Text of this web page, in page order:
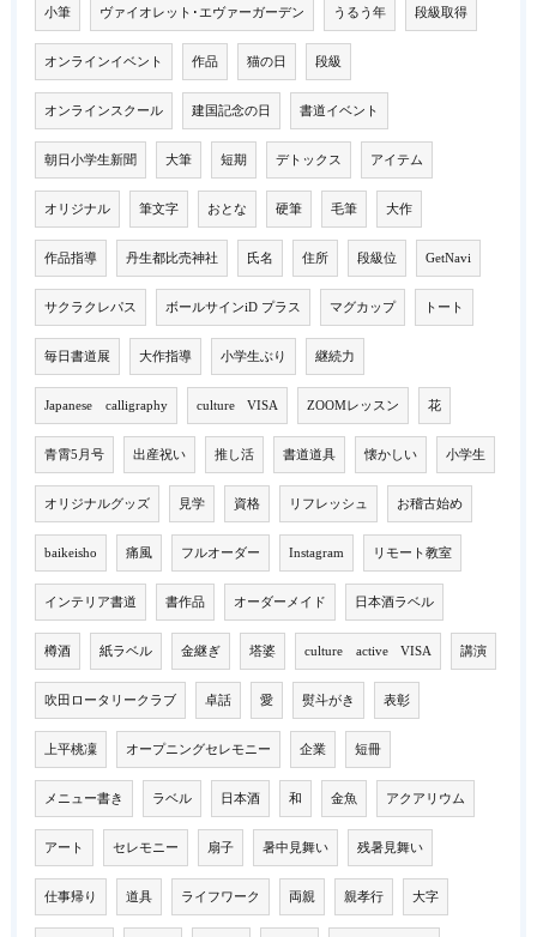
小筆 ヴァイオレット･エヴァーガーデン うるう年 段級取得
オンラインイベント 作品 猫の日 段級
オンラインスクール 建国記念の日 書道イベント
朝日小学生新聞 大筆 短期 デトックス アイテム
オリジナル 筆文字 おとな 硬筆 毛筆 大作
作品指導 丹生都比売神社 氏名 住所 段級位 GetNavi
サクラクレパス ボールサインiD プラス マグカップ トート
毎日書道展 大作指導 小学生ぶり 継続力
Japanese calligraphy culture VISA ZOOMレッスン 花
青霄5月号 出産祝い 推し活 書道道具 懐かしい 小学生
オリジナルグッズ 見学 資格 リフレッシュ お稽古始め
baikeisho 痛風 フルオーダー Instagram リモート教室
インテリア書道 書作品 オーダーメイド 日本酒ラベル
樽酒 紙ラベル 金継ぎ 塔婆 culture active VISA 講演
吹田ロータリークラブ 卓話 愛 熨斗がき 表彰
上平桃凜 オープニングセレモニー 企業 短冊
メニュー書き ラベル 日本酒 和 金魚 アクアリウム
アート セレモニー 扇子 暑中見舞い 残暑見舞い
仕事帰り 道具 ライフワーク 両親 親孝行 大字